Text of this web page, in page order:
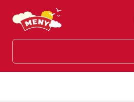
Hopp til hovedinnhold